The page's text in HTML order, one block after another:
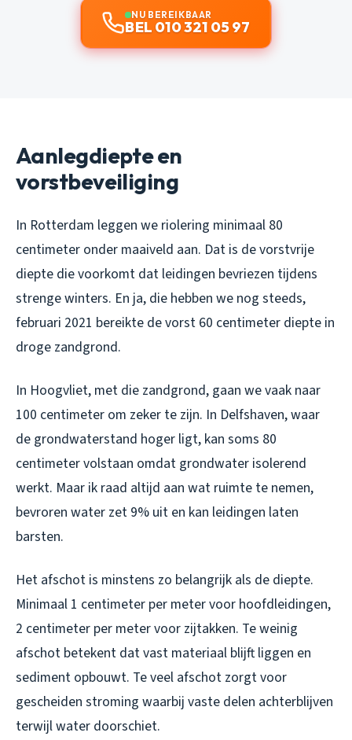
NU BEREIKBAAR
BEL 010 321 05 97
Aanlegdiepte en
vorstbeveiliging
In Rotterdam leggen we riolering minimaal 80
centimeter onder maaiveld aan. Dat is de vorstvrije
diepte die voorkomt dat leidingen bevriezen tijdens
strenge winters. En ja, die hebben we nog steeds,
februari 2021 bereikte de vorst 60 centimeter diepte in
droge zandgrond.
In Hoogvliet, met die zandgrond, gaan we vaak naar
100 centimeter om zeker te zijn. In Delfshaven, waar
de grondwaterstand hoger ligt, kan soms 80
centimeter volstaan omdat grondwater isolerend
werkt. Maar ik raad altijd aan wat ruimte te nemen,
bevroren water zet 9% uit en kan leidingen laten
barsten.
Het afschot is minstens zo belangrijk als de diepte.
Minimaal 1 centimeter per meter voor hoofdleidingen,
2 centimeter per meter voor zijtakken. Te weinig
afschot betekent dat vast materiaal blijft liggen en
sediment opbouwt. Te veel afschot zorgt voor
gescheiden stroming waarbij vaste delen achterblijven
terwijl water doorschiet.